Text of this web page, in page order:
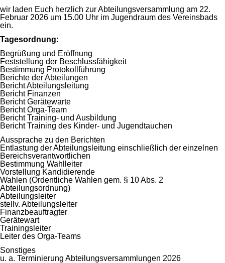
wir laden Euch herzlich zur Abteilungsversammlung am 22.
Februar 2026 um 15.00 Uhr im Jugendraum des Vereinsbads
ein.
Tagesordnung:
Begrüßung und Eröffnung
Feststellung der Beschlussfähigkeit
Bestimmung Protokollführung
Berichte der Abteilungen
Bericht Abteilungsleitung
Bericht Finanzen
Bericht Gerätewarte
Bericht Orga-Team
Bericht Training- und Ausbildung
Bericht Training des Kinder- und Jugendtauchen
Aussprache zu den Berichten
Entlastung der Abteilungsleitung einschließlich der einzelnen
Bereichsverantwortlichen
Bestimmung Wahlleiter
Vorstellung Kandidierende
Wahlen (Ordentliche Wahlen gem. § 10 Abs. 2
Abteilungsordnung)
Abteilungsleiter
stellv. Abteilungsleiter
Finanzbeauftragter
Gerätewart
Trainingsleiter
Leiter des Orga-Teams
Sonstiges
u. a. Terminierung Abteilungsversammlungen 2026